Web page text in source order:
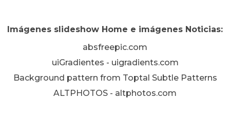
Imágenes slideshow Home e imágenes Noticias:
absfreepic.com
uiGradientes - uigradients.com
Background pattern from Toptal Subtle Patterns
ALTPHOTOS - altphotos.com